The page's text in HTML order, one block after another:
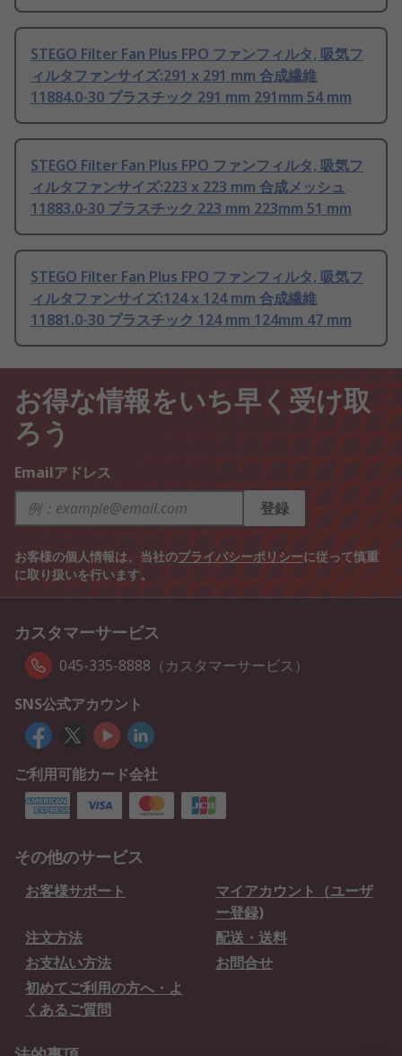
STEGO Filter Fan Plus FPO ファンフィルタ, 吸気フ
ィルタファンサイズ:291 x 291 mm 合成繊維
11884.0-30 プラスチック 291 mm 291mm 54 mm
STEGO Filter Fan Plus FPO ファンフィルタ, 吸気フ
ィルタファンサイズ:223 x 223 mm 合成メッシュ
11883.0-30 プラスチック 223 mm 223mm 51 mm
STEGO Filter Fan Plus FPO ファンフィルタ, 吸気フ
ィルタファンサイズ:124 x 124 mm 合成繊維
11881.0-30 プラスチック 124 mm 124mm 47 mm
お得な情報をいち早く受け取
ろう
Emailアドレス
登録
お客様の個人情報は、当社のプライバシーポリシーに従って慎重
に取り扱いを行います。
カスタマーサービス
045-335-8888（カスタマーサービス）
SNS公式アカウント
ご利用可能カード会社
その他のサービス
お客様サポート
マイアカウント（ユーザ
ー登録)
注文方法
配送・送料
お支払い方法
お問合せ
初めてご利用の方へ・よ
くあるご質問